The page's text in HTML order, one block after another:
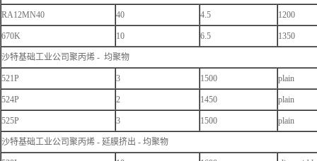
RA12MN40 40 4.5 1200
670K 10 6.5 1350
沙特基础工业公司聚丙烯 - 均聚物
521P 3 1500 plain
524P 2 1450 plain
525P 3 1500 plain
沙特基础工业公司聚丙烯 - 延膜挤出 - 均聚物